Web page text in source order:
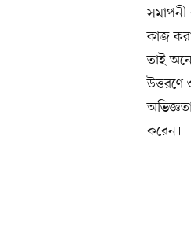
সমাপনী
কাজ
তাই
উত্তরণে
করেন।